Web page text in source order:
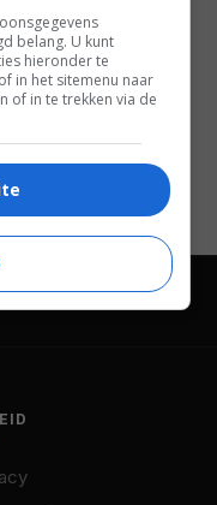
belang. U kunt
hieronder te
in het sitemenu naar
of in te trekken via de